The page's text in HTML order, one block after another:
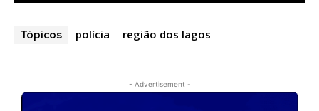
Tópicos polícia região dos lagos
- Advertisement -